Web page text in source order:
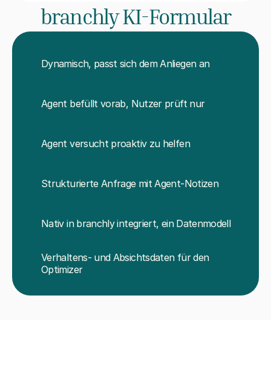
branchly KI-Formular
Dynamisch, passt sich dem Anliegen an
Agent befüllt vorab, Nutzer prüft nur
Agent versucht proaktiv zu helfen
Strukturierte Anfrage mit Agent-Notizen
Nativ in branchly integriert, ein Datenmodell
Verhaltens- und Absichtsdaten für den
Optimizer